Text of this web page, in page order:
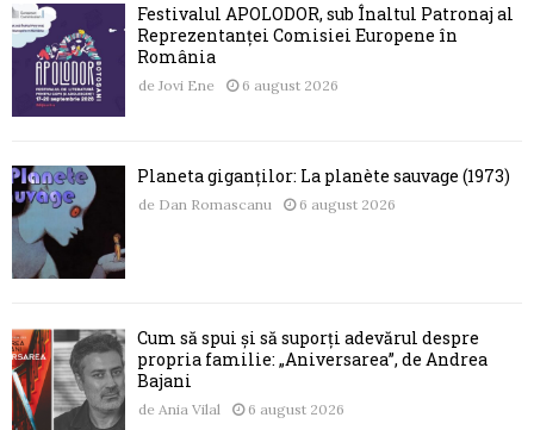
Festivalul APOLODOR, sub Înaltul Patronaj al
Reprezentanței Comisiei Europene în
România
de Jovi Ene 6 august 2026
Planeta giganților: La planète sauvage (1973)
de Dan Romascanu 6 august 2026
Cum să spui și să suporți adevărul despre
propria familie: „Aniversarea”, de Andrea
Bajani
de Ania Vilal 6 august 2026